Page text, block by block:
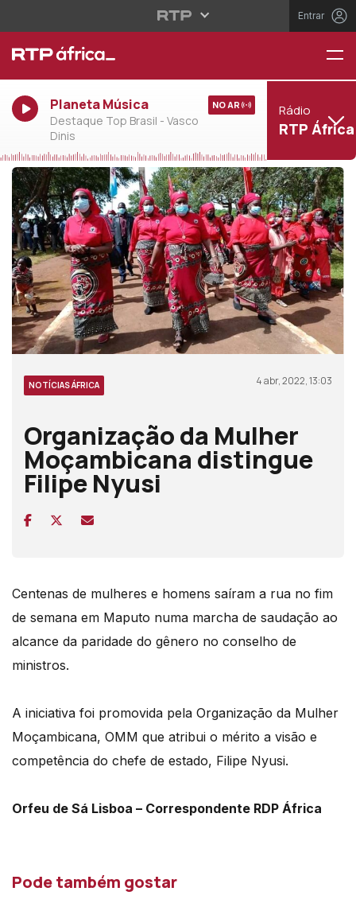
Entrar
Planeta Música
Destaque Top Brasil - Vasco
Dinis
NO AR Rádio
RTP África
NOTÍCIAS ÁFRICA 4 abr, 2022, 13:03
Organização da Mulher
Moçambicana distingue
Filipe Nyusi
Centenas de mulheres e homens saíram a rua no fim
de semana em Maputo numa marcha de saudação ao
alcance da paridade do gênero no conselho de
ministros.
A iniciativa foi promovida pela Organização da Mulher
Moçambicana, OMM que atribui o mérito a visão e
competência do chefe de estado, Filipe Nyusi.
Orfeu de Sá Lisboa – Correspondente RDP África
Pode também gostar